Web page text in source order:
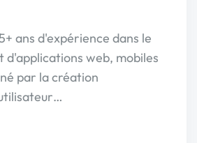
ans d'expérience dans le
d'applications web, mobiles
par la création